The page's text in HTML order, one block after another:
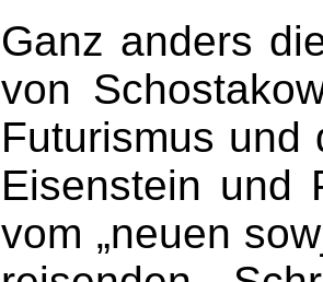
Ganz anders
von
Futurismus und
Eisenstein und
vom „neuen